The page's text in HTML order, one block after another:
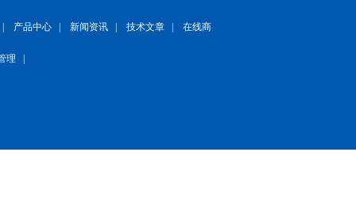
产品中心 新闻资讯 技术文章 在线商
理